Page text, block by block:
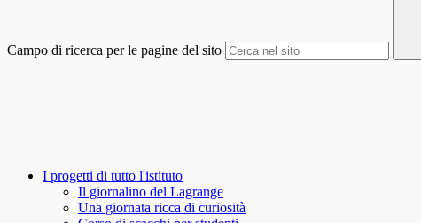
Campo di ricerca per le pagine del sito
I progetti di tutto l'istituto
Il giornalino del Lagrange
Una giornata ricca di curiosità